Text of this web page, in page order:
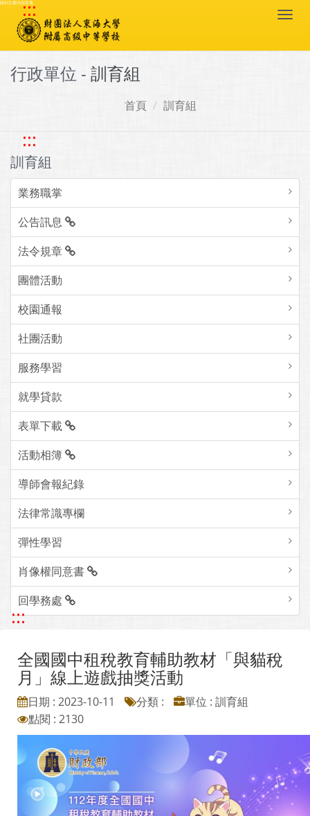
跳到主要內容區塊
:::
行政單位 - 訓育組
首頁 訓育組
:::
訓育組
業務職掌
公告訊息
法令規章
團體活動
校園通報
社團活動
服務學習
就學貸款
表單下載
活動相簿
導師會報紀錄
法律常識專欄
彈性學習
肖像權同意書
回學務處
:::
全國國中租稅教育輔助教材「與貓稅
月」線上遊戲抽獎活動
日期 : 2023-10-11 分類 :
單位 : 訓育組
點閱 : 2130